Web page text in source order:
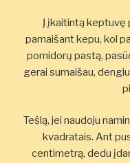
Į įkaitintą keptuvę
pamaišant kepu, kol
pomidorų pastą,
gerai sumaišau,
Tešlą, jei naudoju
kvadratais. Ant
centimetrą, dedu